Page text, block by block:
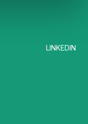
LINKEDIN